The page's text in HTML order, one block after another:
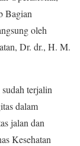
Bagian
oleh
Dr. dr., H. M.
terjalin
dalam
jalan dan
Kesehatan